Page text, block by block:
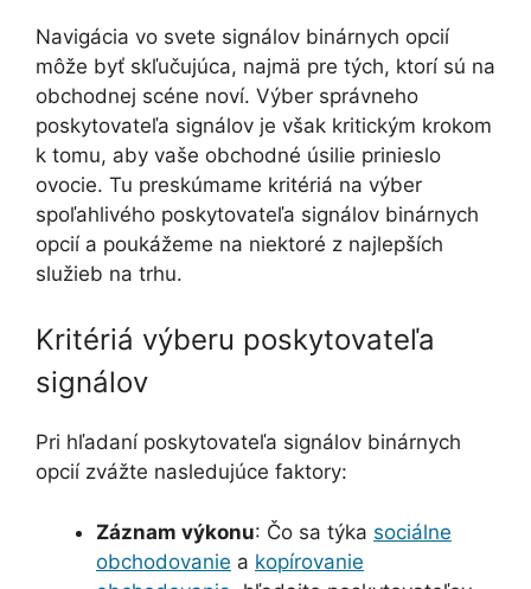
Navigácia vo svete signálov binárnych opcií
môže byť skľučujúca, najmä pre tých, ktorí sú na
obchodnej scéne noví. Výber správneho
poskytovateľa signálov je však kritickým krokom
k tomu, aby vaše obchodné úsilie prinieslo
ovocie. Tu preskúmame kritériá na výber
spoľahlivého poskytovateľa signálov binárnych
opcií a poukážeme na niektoré z najlepších
služieb na trhu.
Kritériá výberu poskytovateľa
signálov
Pri hľadaní poskytovateľa signálov binárnych
opcií zvážte nasledujúce faktory:
Záznam výkonu: Čo sa týka sociálne
obchodovanie a kopírovanie